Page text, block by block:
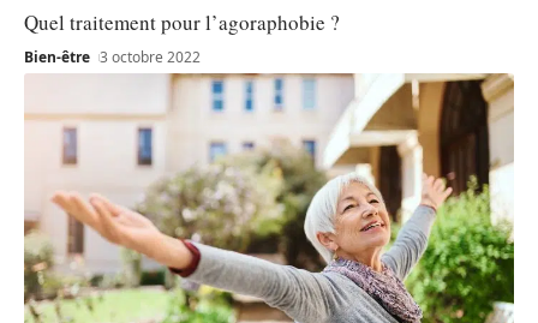
Quel traitement pour l’agoraphobie ?
Bien-être 3 octobre 2022